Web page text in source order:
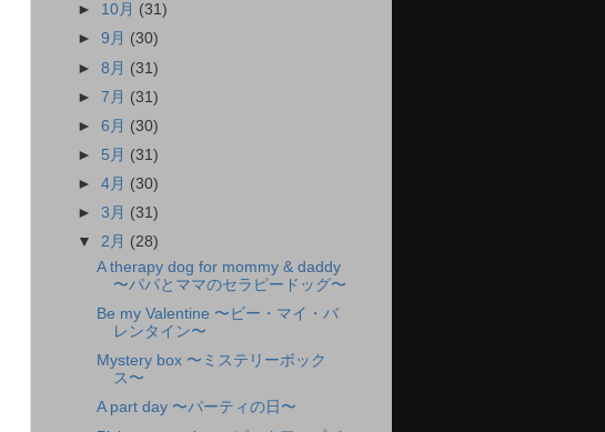
► 10月 (31)
►9月 (30)
►8月 (31)
►7月 (31)
►6月 (30)
► 5月 (31)
►4月 (30)
►3月 (31)
▼2月 (28)
A therapy dog for mommy & daddy
〜パパとママのセラピードッグ〜
Be my Valentine 〜ビー・マイ・バ
レンタイン〜
Mystery box 〜ミステリーボック
ス〜
A part day 〜パーティの日〜